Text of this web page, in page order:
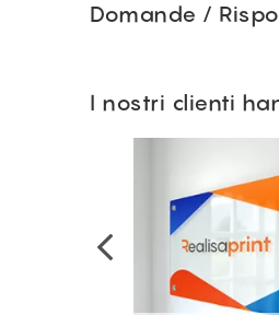
Domande /
I nostri clienti